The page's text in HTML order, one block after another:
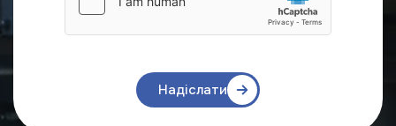
Надіслати